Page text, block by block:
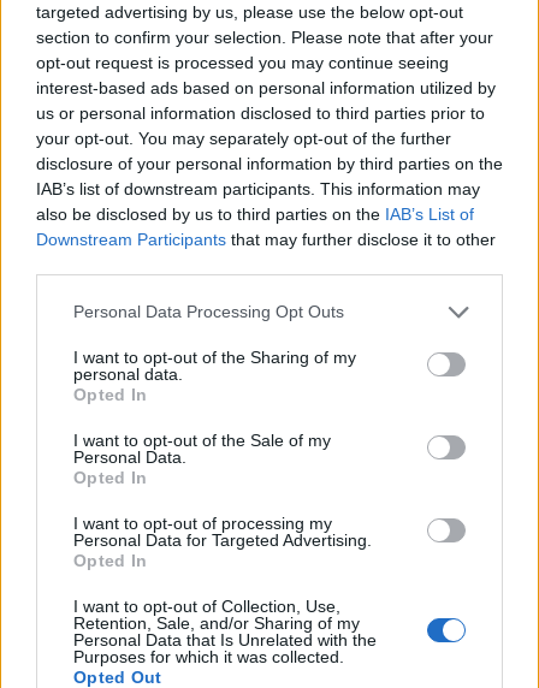
targeted advertising by us, please use the below opt-out
section to confirm your selection. Please note that after your
opt-out request is processed you may continue seeing
interest-based ads based on personal information utilized by
us or personal information disclosed to third parties prior to
your opt-out. You may separately opt-out of the further
disclosure of your personal information by third parties on the
IAB’s list of downstream participants. This information may
also be disclosed by us to third parties on the IAB’s List of
Downstream Participants that may further disclose it to other
Personal Data Processing Opt Outs
I want to opt-out of the Sharing of my
personal data.
Opted In
I want to opt-out of the Sale of my
Personal Data.
Opted In
I want to opt-out of processing my
Personal Data for Targeted Advertising.
Opted In
I want to opt-out of Collection, Use,
Retention, Sale, and/or Sharing of my
Personal Data that Is Unrelated with the
Purposes for which it was collected.
Opted Out
TRENDING COMMENTS LATEST
ανακοινώνουν την τιμή αγοράς στο Μαλακό
Σιτάρι εσοδείας 2026
30 ΙΟΥΛΊΟΥ 2026